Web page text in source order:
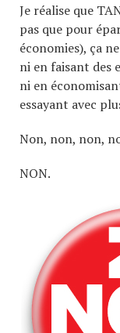
Je réalise que
pas que pour
économies), ça
ni en faisant des
ni en
essayant avec
Non, non, non,
NON.